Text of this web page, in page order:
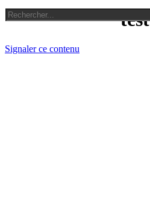
test
Signaler ce contenu